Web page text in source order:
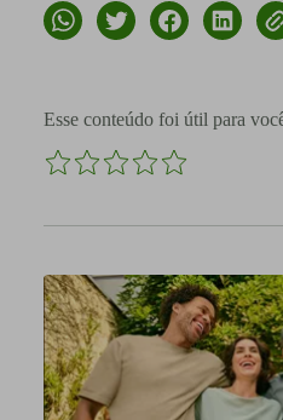
Esse conteúdo foi útil para